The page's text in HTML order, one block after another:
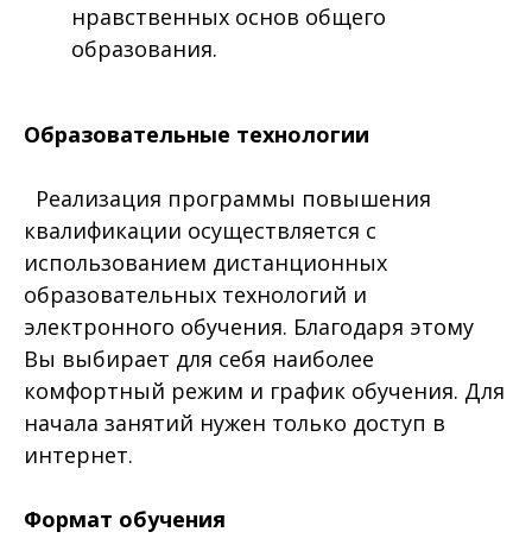
нравственных основ общего
образования.
Образовательные технологии
Реализация программы повышения
квалификации осуществляется с
использованием дистанционных
образовательных технологий и
электронного обучения. Благодаря этому
Вы выбирает для себя наиболее
комфортный режим и график обучения. Для
начала занятий нужен только доступ в
интернет.
Формат обучения